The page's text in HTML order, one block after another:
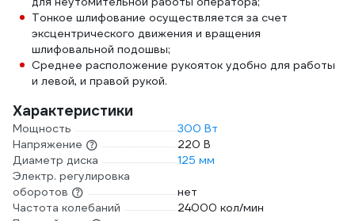
Тонкое шлифование осуществляется за счет
эксцентрического движения и вращения
шлифовальной подошвы;
Среднее расположение рукояток удобно для работы
и левой, и правой рукой.
Характеристики
Мощность
300 Вт
Напряжение
220 В
Диаметр диска
125 мм
Электр. регулировка
оборотов
нет
Частота колебаний
24000 кол/мин